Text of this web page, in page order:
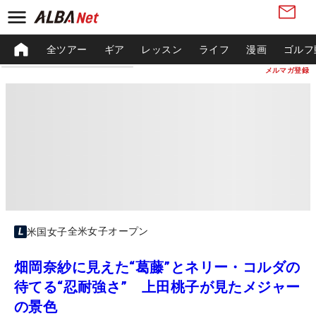
メルマガ登録
全ツアー ギア レッスン ライフ 漫画 ゴル
米国女子全米女子オープン
畑岡奈紗に見えた“葛藤”とネリー・コルダの
待てる“忍耐強さ” 上田桃子が見たメジャー
の景色